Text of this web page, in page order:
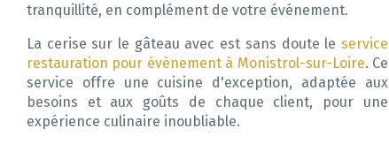
tranquillité, en complément de votre événement.
La cerise sur le gâteau avec est sans doute le service
restauration pour évènement à Monistrol-sur-Loire. Ce
service offre une cuisine d'exception, adaptée aux
besoins et aux goûts de chaque client, pour une
expérience culinaire inoubliable.